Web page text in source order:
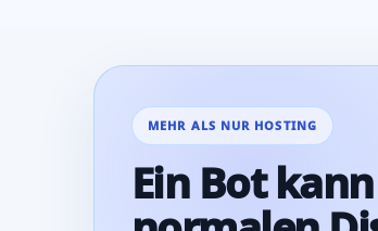
MEHR ALS NUR HOSTING
Ein Bot